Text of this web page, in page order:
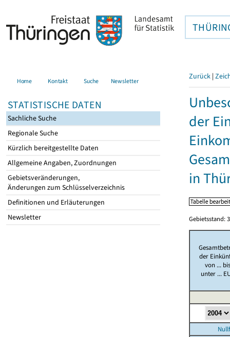
Home Kontakt Suche Newsletter
STATISTISCHE DATEN
Sachliche Suche
Regionale Suche
Kürzlich bereitgestellte Daten
Allgemeine Angaben, Zuordnungen
Gebietsveränderungen,
Änderungen zum Schlüsselverzeichnis
Definitionen und Erläuterungen
Newsletter
Zurück |
der
in
Gebietsstand:
der
von ...
unter ...